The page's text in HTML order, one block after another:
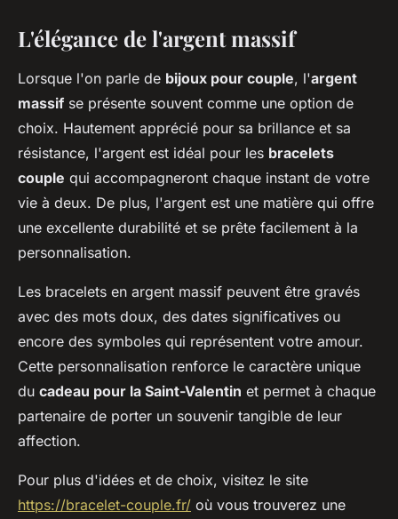
L'élégance de l'argent massif
Lorsque l'on parle de bijoux pour couple, l'argent
massif se présente souvent comme une option de
choix. Hautement apprécié pour sa brillance et sa
résistance, l'argent est idéal pour les bracelets
couple qui accompagneront chaque instant de votre
vie à deux. De plus, l'argent est une matière qui offre
une excellente durabilité et se prête facilement à la
personnalisation.
Les bracelets en argent massif peuvent être gravés
avec des mots doux, des dates significatives ou
encore des symboles qui représentent votre amour.
Cette personnalisation renforce le caractère unique
du cadeau pour la Saint-Valentin et permet à chaque
partenaire de porter un souvenir tangible de leur
affection.
Pour plus d'idées et de choix, visitez le site
https://bracelet-couple.fr/ où vous trouverez une